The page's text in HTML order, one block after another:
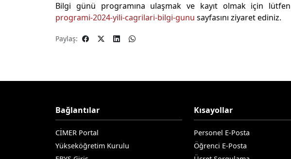
Bilgi günü programına ulaşmak ve kayıt olmak için lütfen
programi-2024-yili-cagrilari-bilgi-gunu sayfasını ziyaret ediniz.
Paylaş:
Bağlantılar
CİMER Portal
Yükseköğretim Kurulu
Kısayollar
Personel E-Posta
Öğrenci E-Posta